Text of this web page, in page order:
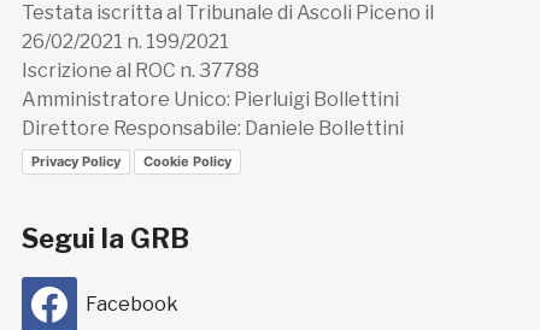
Testata iscritta al Tribunale di Ascoli Piceno il
26/02/2021 n. 199/2021
Iscrizione al ROC n. 37788
Amministratore Unico: Pierluigi Bollettini
Direttore Responsabile: Daniele Bollettini
Privacy Policy Cookie Policy
Segui la GRB
Facebook